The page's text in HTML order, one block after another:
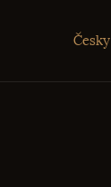
Česky